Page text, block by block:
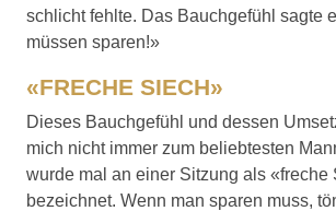
schlicht fehlte. Das Bauchgefühl sagte
müssen sparen!»
«FRECHE SIECH»
Dieses Bauchgefühl und dessen
mich nicht immer zum beliebtesten
wurde mal an einer Sitzung als «freche
bezeichnet. Wenn man sparen muss,